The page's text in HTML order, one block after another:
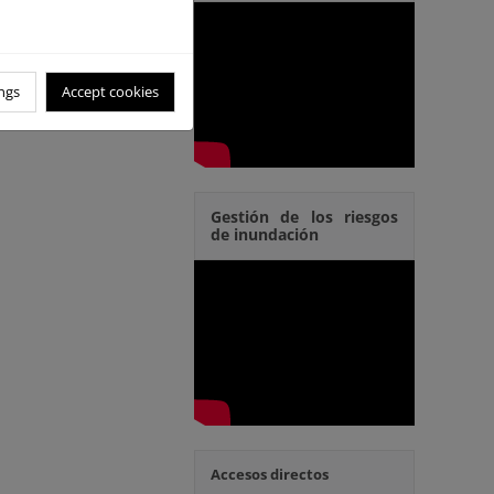
Gestión de los riesgos
de inundación
Accesos directos
Accept cookies